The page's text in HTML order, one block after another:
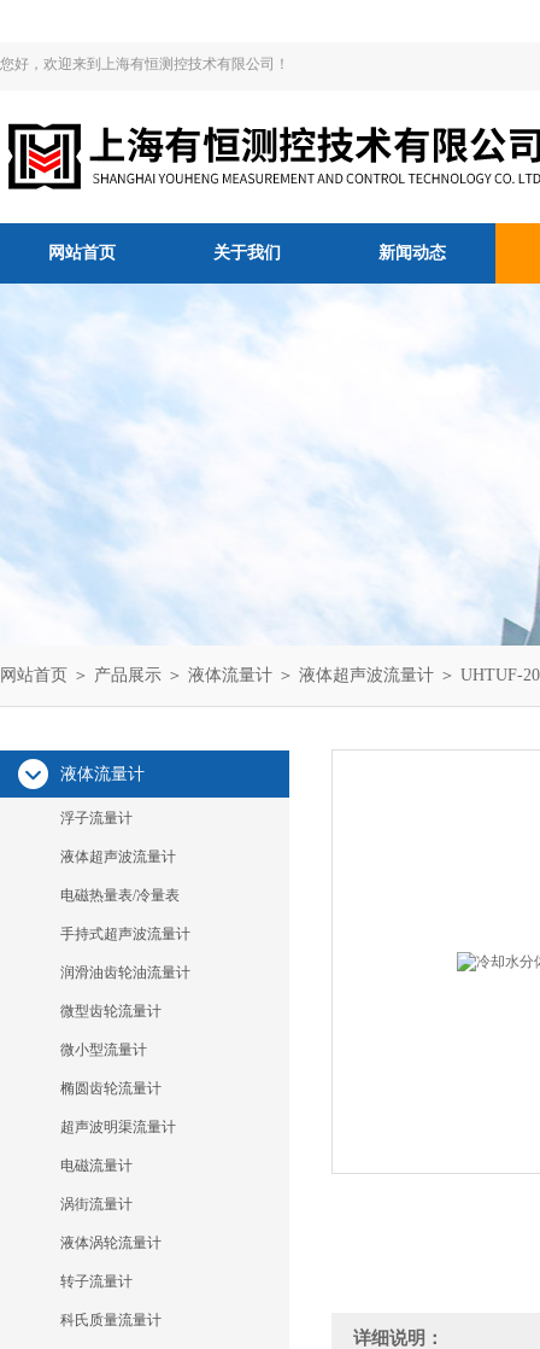
您好，欢迎来到上海有恒测控技术有限公司！
网站首页 关于我们 新闻动态
网站首页 ＞ 产品展示 ＞ 液体流量计 ＞ 液体超声波流量计 ＞ UHTUF-
液体流量计
浮子流量计
液体超声波流量计
电磁热量表/冷量表
手持式超声波流量计
润滑油齿轮油流量计
微型齿轮流量计
微小型流量计
椭圆齿轮流量计
超声波明渠流量计
电磁流量计
涡街流量计
液体涡轮流量计
转子流量计
科氏质量流量计
详细说明：